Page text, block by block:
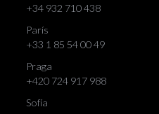
+34 932 710 438
París
+33 1 85 54 00 49
Praga
+420 724 917 988
Sofía